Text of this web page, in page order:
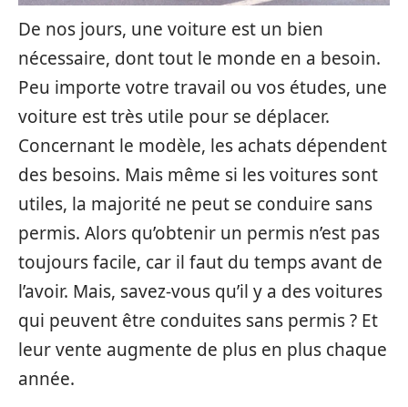
De nos jours, une voiture est un bien
nécessaire, dont tout le monde en a besoin.
Peu importe votre travail ou vos études, une
voiture est très utile pour se déplacer.
Concernant le modèle, les achats dépendent
des besoins. Mais même si les voitures sont
utiles, la majorité ne peut se conduire sans
permis. Alors qu’obtenir un permis n’est pas
toujours facile, car il faut du temps avant de
l’avoir. Mais, savez-vous qu’il y a des voitures
qui peuvent être conduites sans permis ? Et
leur vente augmente de plus en plus chaque
année.